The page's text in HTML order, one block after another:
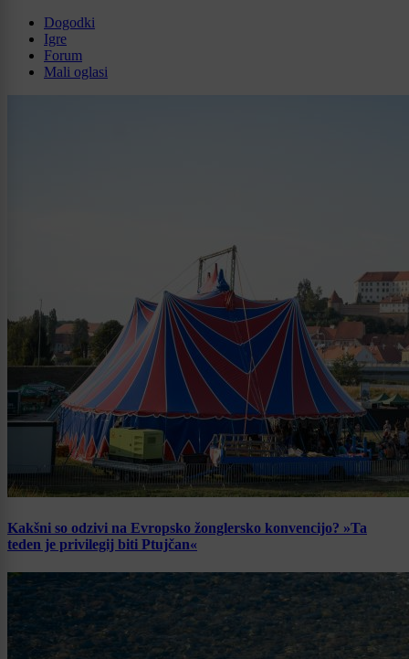
Dogodki
Igre
Forum
Mali oglasi
Kakšni so odzivi na Evropsko žonglersko konvencijo? »Ta
teden je privilegij biti Ptujčan«